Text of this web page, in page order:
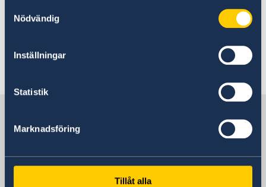
Nödvändig
Inställningar
Statistik
Marknadsföring
Tillåt alla
Öppettider för röstmottagning på Sveriges
Sveriges ambassad